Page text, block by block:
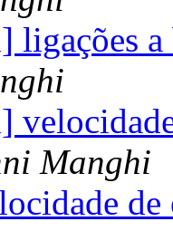
ligações
Manghi